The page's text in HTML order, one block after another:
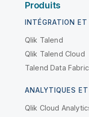
Produits
INTÉGRATION
Qlik Talend
Qlik Talend Cloud
Talend Data Fabric
ANALYTIQUES
Qlik Cloud